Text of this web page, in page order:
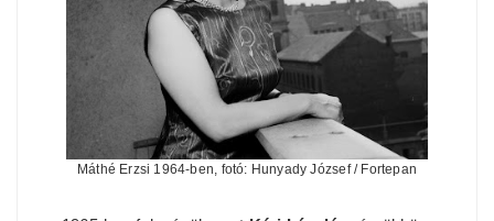
Máthé Erzsi 1964-ben, fotó: Hunyady József / Fortepan